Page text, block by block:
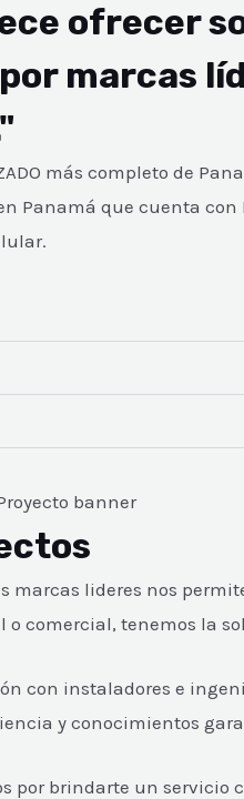
ofrecer
marcas
más completo de
Panamá que cuenta con
marcas lideres nos
comercial, tenemos la
con instaladores e
y conocimientos
por brindarte un